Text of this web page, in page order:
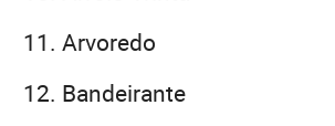
Arvoredo
Bandeirante